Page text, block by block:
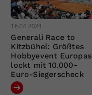
16.04.2024
Generali Race to
Kitzbühel: Größtes
Hobbyevent Europas
lockt mit 10.000-
Euro-Siegerscheck